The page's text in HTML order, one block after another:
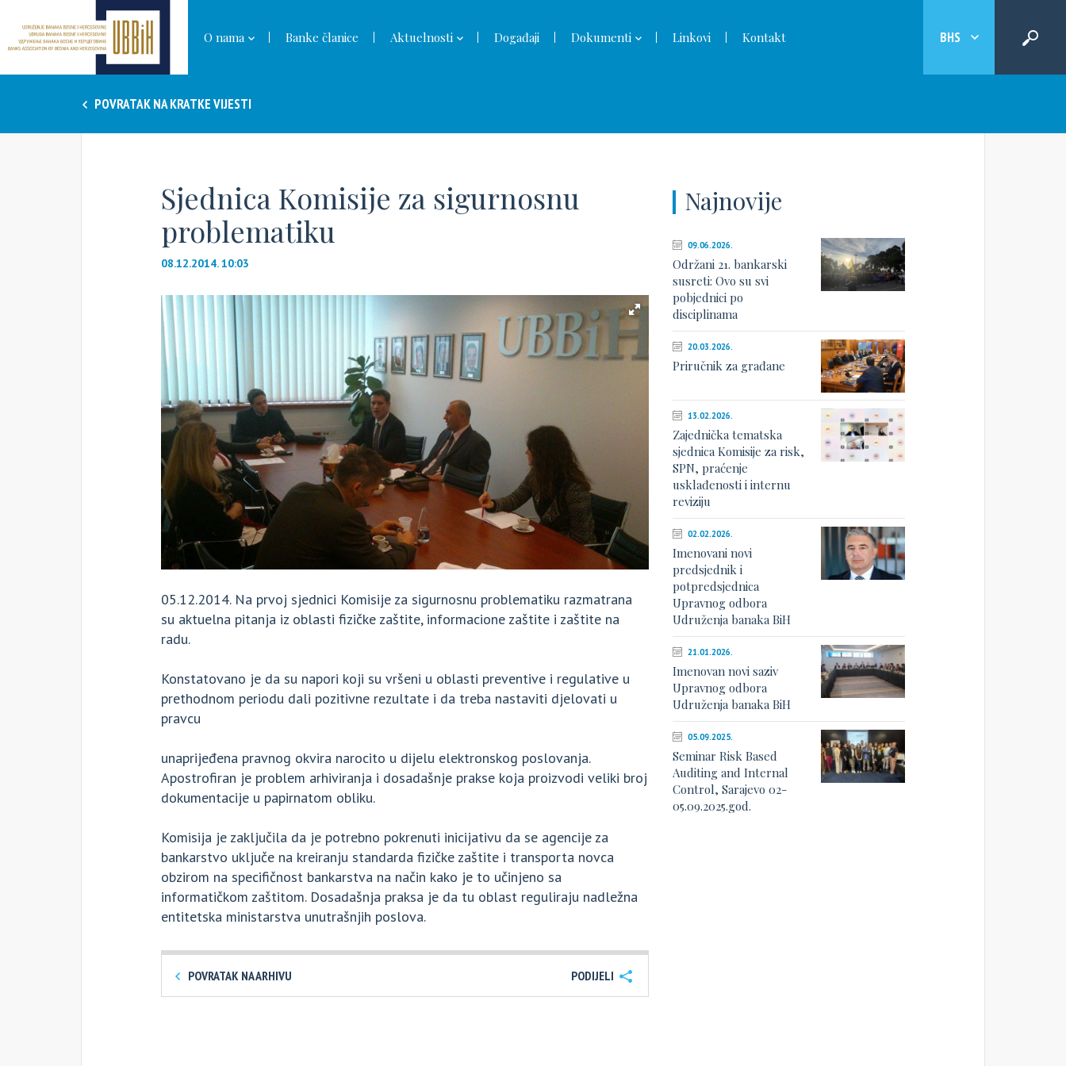
O nama Banke članice Aktuelnosti Događaji Dokumenti Linkovi Kontakt BHS
POVRATAK NA KRATKE VIJESTI
Sjednica Komisije za sigurnosnu
problematiku
08.12.2014. 10:03
05.12.2014. Na prvoj sjednici Komisije za sigurnosnu problematiku razmatrana
su aktuelna pitanja iz oblasti fizičke zaštite, informacione zaštite i zaštite na
radu.
Konstatovano je da su napori koji su vršeni u oblasti preventive i regulative u
prethodnom periodu dali pozitivne rezultate i da treba nastaviti djelovati u
pravcu
unaprijeđena pravnog okvira narocito u dijelu elektronskog poslovanja.
Apostrofiran je problem arhiviranja i dosadašnje prakse koja proizvodi veliki broj
dokumentacije u papirnatom obliku.
Komisija je zaključila da je potrebno pokrenuti inicijativu da se agencije za
bankarstvo uključe na kreiranju standarda fizičke zaštite i transporta novca
obzirom na specifičnost bankarstva na način kako je to učinjeno sa
informatičkom zaštitom. Dosadašnja praksa je da tu oblast reguliraju nadležna
entitetska ministarstva unutrašnjih poslova.
POVRATAK NA ARHIVU PODIJELI
Najnovije
09.06.2026.
Održani 21. bankarski
susreti: Ovo su svi
pobjednici po
disciplinama
20.03.2026.
Priručnik za građane
13.02.2026.
Zajednička tematska
sjednica Komisije za risk,
SPN, praćenje
usklađenosti i internu
reviziju
02.02.2026.
Imenovani novi
predsjednik i
potpredsjednica
Upravnog odbora
Udruženja banaka BiH
21.01.2026.
Imenovan novi saziv
Upravnog odbora
Udruženja banaka BiH
05.09.2025.
Seminar Risk Based
Auditing and Internal
Control, Sarajevo 02-
05.09.2025.god.